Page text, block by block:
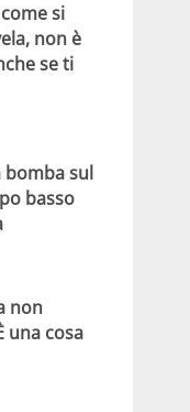
si
non è
se ti
bomba sul
basso
non
una cosa